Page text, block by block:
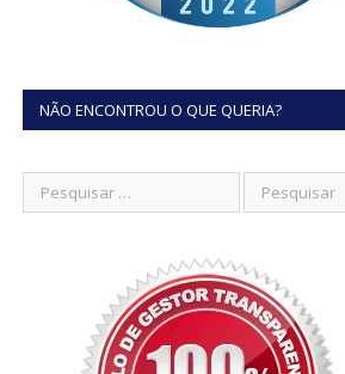
NÃO ENCONTROU O QUE QUERIA?